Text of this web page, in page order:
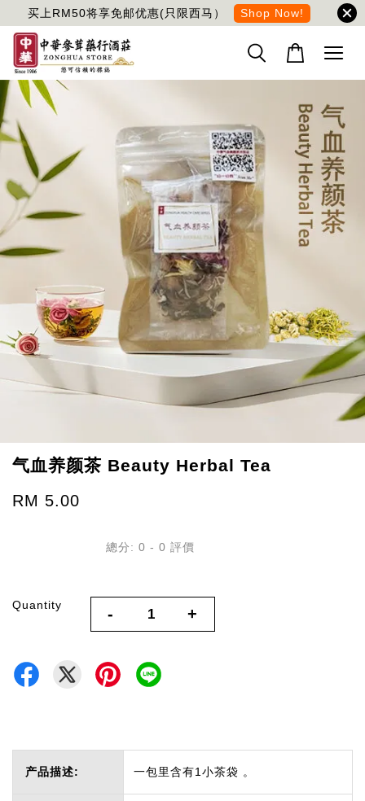
买上RM50将享免邮优惠(只限西马） Shop Now!
气血养颜茶 Beauty Herbal Tea
RM 5.00
總分: 0 - 0 評價
Quantity - +
产品描述: 一包里含有1小茶袋 。